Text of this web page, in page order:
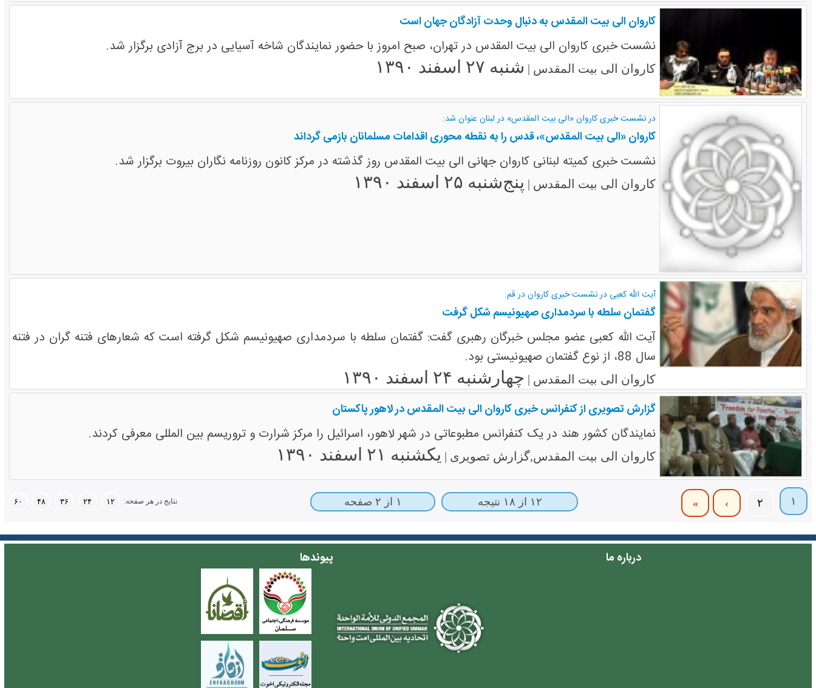
کاروان الی بیت المقدس به دنبال وحدت آزادگان جهان است
نشست خبری کاروان الی بیت المقدس در تهران، صبح امروز با حضور نمایندگان شاخه آسیایی در برج آزادی برگزار شد.
کاروان الی بیت المقدس | شنبه ۲۷ اسفند ۱۳۹۰
در نشست خبری کاروان «الی بیت المقدس» در لبنان عنوان شد:
کاروان «الی بیت المقدس»، قدس را به نقطه محوری اقدامات مسلمانان بازمی گرداند
نشست خبری کمیته لبنانی کاروان جهانی الی بیت المقدس روز گذشته در مرکز کانون روزنامه نگاران بیروت برگزار شد.
کاروان الی بیت المقدس | پنج‌شنبه ۲۵ اسفند ۱۳۹۰
آیت الله کعبی در نشست خبری کاروان در قم:
گفتمان سلطه با سردمداری صهیونیسم شکل گرفت
آیت الله کعبی عضو مجلس خبرگان رهبری گفت: گفتمان سلطه با سردمداری صهیونیسم شکل گرفته است که شعارهای فتنه گران در فتنه
سال 88، از نوع گفتمان صهیونیستی بود.
کاروان الی بیت المقدس | چهارشنبه ۲۴ اسفند ۱۳۹۰
گزارش تصویری از کنفرانس خبری کاروان الی بیت المقدس در لاهور پاکستان
نمایندگان کشور هند در یک کنفرانس مطبوعاتی در شهر لاهور، اسرائیل را مرکز شرارت و تروریسم بین المللی معرفی کردند.
کاروان الی بیت المقدس,گزارش تصویری | یکشنبه ۲۱ اسفند ۱۳۹۰
۱ ۲ ›
» ۱۲ از ۱۸ نتیجه ۱ از ۲ صفحه نتایج در هر صفحه: ۱۲ ۲۴ ۳۶ ۴۸ ۶۰
درباره ما پیوندها